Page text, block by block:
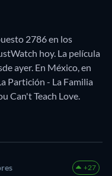
2786 en los
hoy. La película
ayer. En México, en
Partición - La Familia
Can't Teach Love.
+27